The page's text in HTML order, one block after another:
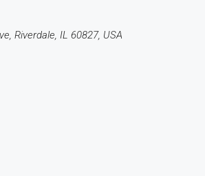
Riverdale, IL 60827, USA